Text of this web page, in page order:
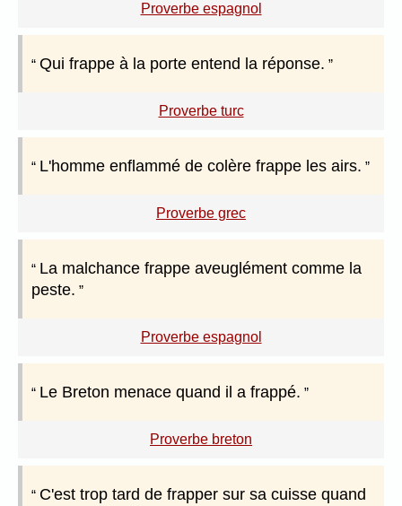
Proverbe espagnol
Qui frappe à la porte entend la réponse.
Proverbe turc
L'homme enflammé de colère frappe les airs.
Proverbe grec
La malchance frappe aveuglément comme la
peste.
Proverbe espagnol
Le Breton menace quand il a frappé.
Proverbe breton
C'est trop tard de frapper sur sa cuisse quand